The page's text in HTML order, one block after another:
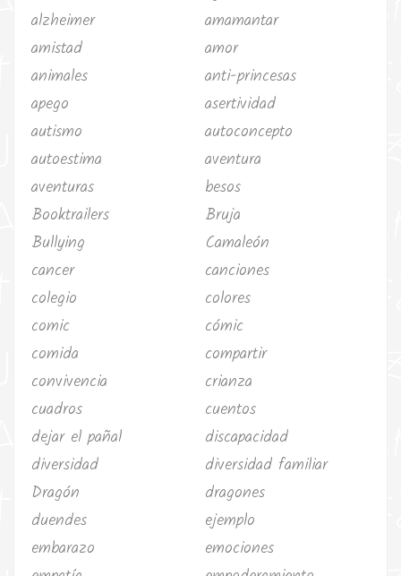
alzheimer
amamantar
amistad
amor
animales
anti-princesas
apego
asertividad
autismo
autoconcepto
autoestima
aventura
aventuras
besos
Booktrailers
Bruja
Bullying
Camaleón
cancer
canciones
colegio
colores
comic
cómic
comida
compartir
convivencia
crianza
cuadros
cuentos
dejar el pañal
discapacidad
diversidad
diversidad familiar
Dragón
dragones
duendes
ejemplo
embarazo
emociones